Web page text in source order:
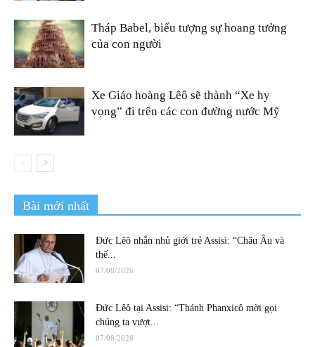
Tháp Babel, biểu tượng sự hoang tưởng
của con người
Xe Giáo hoàng Lêô sẽ thành “Xe hy
vọng” đi trên các con đường nước Mỹ
Bài mới nhất
Đức Lêô nhắn nhủ giới trẻ Assisi: “Châu Âu và
thế...
07/08/2026
Đức Lêô tại Assisi: “Thánh Phanxicô mời gọi
chúng ta vượt...
07/08/2026